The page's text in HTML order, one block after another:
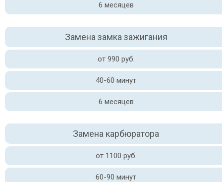
6 месяцев
Замена замка зажигания
от 990 руб.
40-60 минут
6 месяцев
Замена карбюратора
от 1100 руб.
60-90 минут